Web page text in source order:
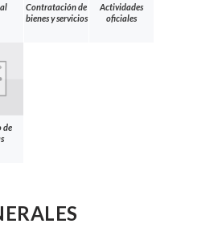
Contratación de
bienes y servicios
Actividades
oficiales
de